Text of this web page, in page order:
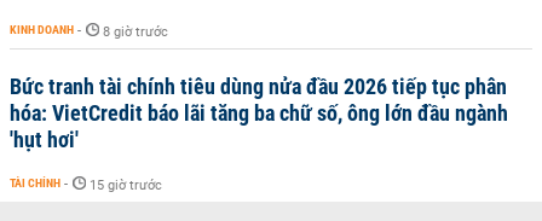
KINH DOANH - 8 giờ trước
Bức tranh tài chính tiêu dùng nửa đầu 2026 tiếp tục phân
hóa: VietCredit báo lãi tăng ba chữ số, ông lớn đầu ngành
'hụt hơi'
TÀI CHÍNH - 15 giờ trước